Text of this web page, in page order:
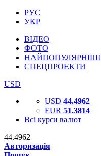
РУС
УКР
ВІДЕО
ФОТО
НАЙПОПУЛЯРНІШІ
СПЕЦПРОЕКТИ
USD
USD 44.4962
EUR 51.3814
Всі курси валют
44.4962
Авторизація